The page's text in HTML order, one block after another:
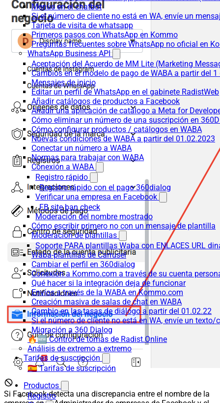
Menús en el chatbot
Si el número de cliente no está en WA, envíe un
Tarjeta de visita de whatsapp
Primeros pasos con WhatsApp en Kommo
Preguntas frecuentes sobre WhatsApp no oficial en
WhatsApp Business API
Aceptación del Acuerdo de MM Lite (Marketing
Cambios en el modelo de pago de WABA a partir del
Mensajes de inicio
Editar un perfil de WhatsApp en el gabinete RadistWeb
Añadir catálogos de productos a Facebook
Añadir una aplicación de catálogo a Meta for
Cómo eliminar un número de una suscripción en
Cómo configurar productos / catálogos en WABA
Nuevas condiciones de WABA a partir del 01.02.2023
Conectar un número a WABA
Normas para trabajar con WABA
Conexión a WABA
Registro rápido
Registro rápido con el pago 360dialog
Verificar una empresa en Facebook
FB site ban check
Moderación del nombre mostrado
Cómo escribir primero no con un mensaje de plantilla
Moderación de plantillas
Soporte PARA plantillas Waba con ENLACES URL
Waba-plantillas de Carrusel
Cambiar el perfil en 360dialog
Conexión a Kommo.com a través de su cuenta
Qué hacer si la integración deja de funcionar
Envíos a través de la WABA en Kommo.com
Creación masiva de salas de chat en WABA
Cambio en las tasas de diálogo a partir del 01.02.22
Si el número de cliente no está en WA, envíe un
Migración a 360 Dialog
🔥🆕 Control de tomas de Radist.Online
Análisis de extremo a extremo
Tarifas de suscripción
🇪🇸 Tarifas de suscripción
Productos
Registro
Si Facebook detecta una discrepancia entre el nombre de la